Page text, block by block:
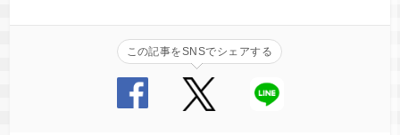
この記事をSNSでシェアする